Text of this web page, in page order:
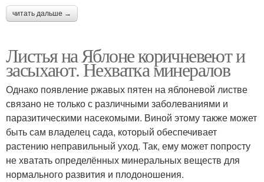
читать дальше →
Листья на Яблоне коричневеют и
засыхают. Нехватка минералов
Однако появление ржавых пятен на яблоневой листве
связано не только с различными заболеваниями и
паразитическими насекомыми. Виной этому также может
быть сам владелец сада, который обеспечивает
растению неправильный уход. Так, ему может попросту
не хватать определённых минеральных веществ для
нормального развития и плодоношения.